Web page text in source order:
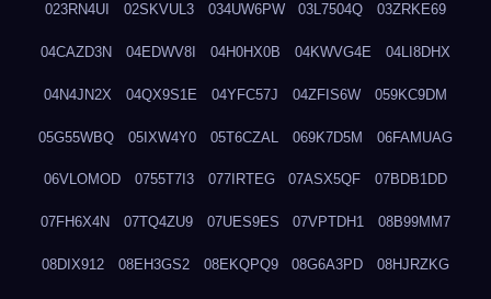
023RN4UI 02SKVUL3 034UW6PW 03L7504Q 03ZRKE69
04CAZD3N 04EDWV8I 04H0HX0B 04KWVG4E 04LI8DHX
04N4JN2X 04QX9S1E 04YFC57J 04ZFIS6W 059KC9DM
05G55WBQ 05IXW4Y0 05T6CZAL 069K7D5M 06FAMUAG
06VLOMOD 0755T7I3 077IRTEG 07ASX5QF 07BDB1DD
07FH6X4N 07TQ4ZU9 07UES9ES 07VPTDH1 08B99MM7
08DIX912 08EH3GS2 08EKQPQ9 08G6A3PD 08HJRZKG